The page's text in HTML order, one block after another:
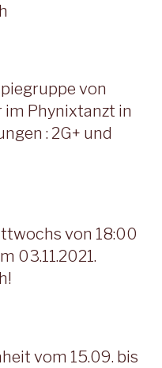
von
im Phynixtanzt in
: 2G+ und
von 18:00
03.11.2021.
vom 15.09. bis